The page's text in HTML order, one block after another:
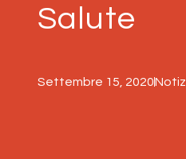
Salute
Settembre 15, 2020